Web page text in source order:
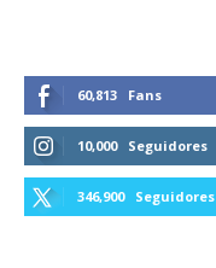
60,813 Fans
10,000 Seguidores
346,900 Seguidores